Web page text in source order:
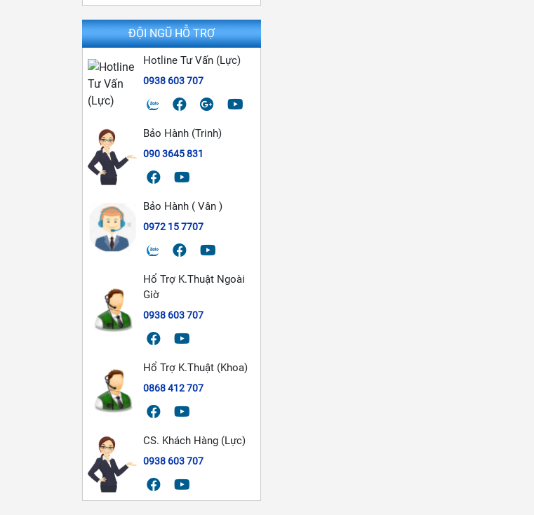
ĐỘI NGŨ HỖ TRỢ
Hotline Tư Vấn (Lực)
0938 603 707
Bảo Hành (Trinh)
090 3645 831
Bảo Hành ( Vân )
0972 15 7707
Hổ Trợ K.Thuật Ngoài
Giờ
0938 603 707
Hổ Trợ K.Thuật (Khoa)
0868 412 707
CS. Khách Hàng (Lực)
0938 603 707